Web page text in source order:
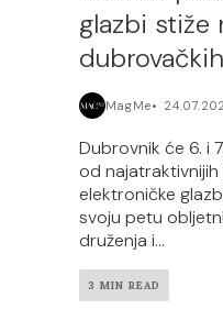
glazbi stiže
MagMe
Dubrovnik će 6. i
od
elektroničke
svoju petu
druženja i...
3 MIN READ